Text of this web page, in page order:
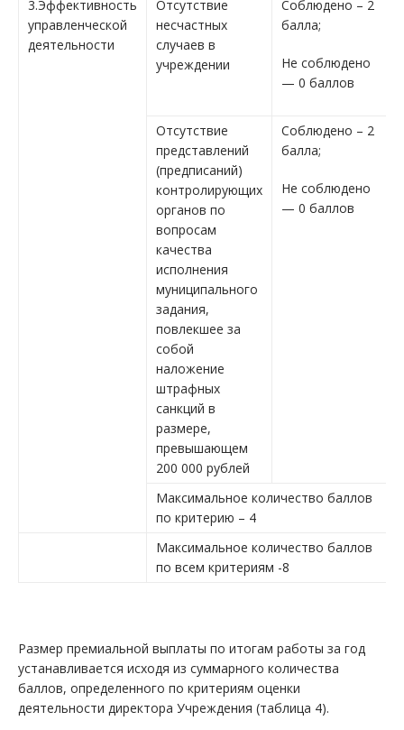
3.Эффективность
управленческой
деятельности
Отсутствие
несчастных
случаев в
учреждении
Соблюдено – 2
балла;
Не соблюдено
— 0 баллов
Отсутствие
представлений
(предписаний)
контролирующих
органов по
вопросам
качества
исполнения
муниципального
задания,
повлекшее за
собой
наложение
штрафных
санкций в
размере,
превышающем
200 000 рублей
Соблюдено – 2
балла;
Не соблюдено
— 0 баллов
Максимальное количество баллов
по критерию – 4
Максимальное количество баллов
по всем критериям -8
Размер премиальной выплаты по итогам работы за год
устанавливается исходя из суммарного количества
баллов, определенного по критериям оценки
деятельности директора Учреждения (таблица 4).